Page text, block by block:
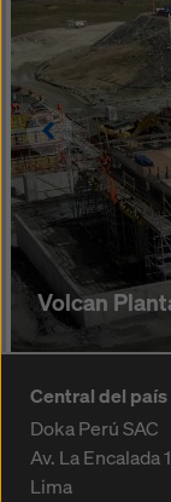
Volcan
Left
Central del país
Doka Perú SAC
Av. La Encalada
Lima